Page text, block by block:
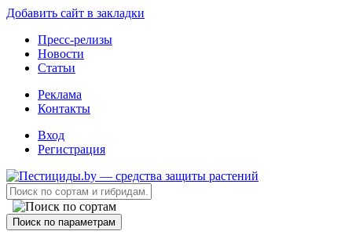
Добавить сайт в закладки
Пресс-релизы
Новости
Статьи
Реклама
Контакты
Вход
Регистрация
Поиск по параметрам